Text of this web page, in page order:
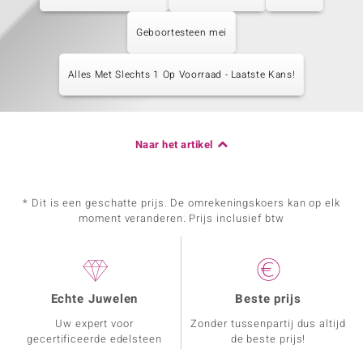
Geboortesteen mei
Alles Met Slechts 1 Op Voorraad - Laatste Kans!
Naar het artikel
* Dit is een geschatte prijs. De omrekeningskoers kan op elk
moment veranderen. Prijs inclusief btw
Echte Juwelen
Uw expert voor
gecertificeerde edelsteen
Beste prijs
Zonder tussenpartij dus altijd
de beste prijs!